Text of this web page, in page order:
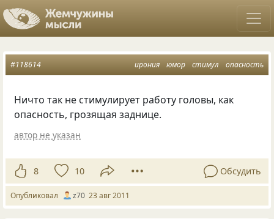
ирония юмор стимул опасность
#118614
Ничто так не стимулирует работу головы, как
опасность, грозящая заднице.
автор не указан
8 10 Обсудить
Опубликовал z70 23 авг 2011